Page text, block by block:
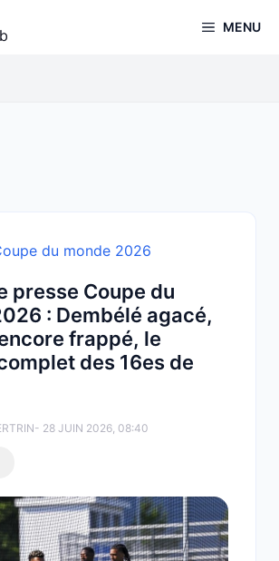
MENU
du monde 2026
presse Coupe du
: Dembélé agacé,
frappé, le
des 16es de
- 28 JUIN 2026, 08:40